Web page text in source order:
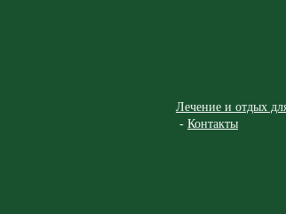
Лечение и отдых
Контакты